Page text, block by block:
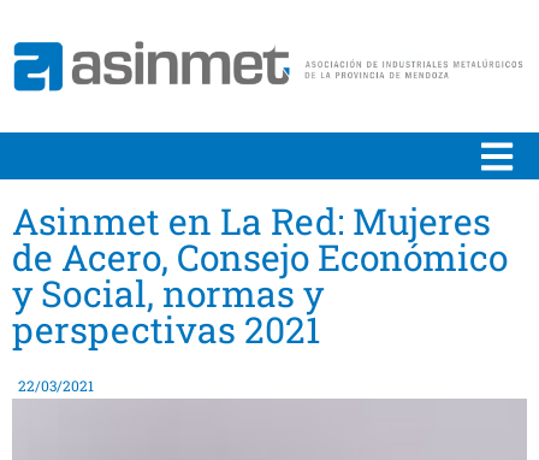
Asinmet en La Red: Mujeres
de Acero, Consejo Económico
y Social, normas y
perspectivas 2021
22/03/2021